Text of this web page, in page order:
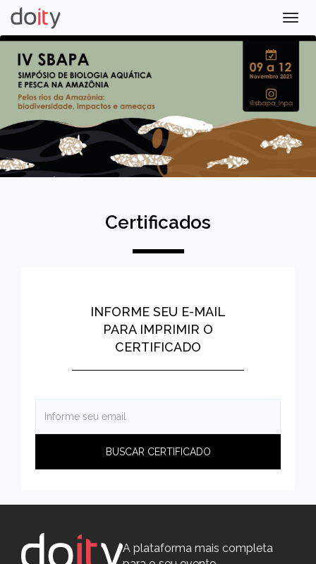
Certificados
INFORME SEU E-MAIL
PARA IMPRIMIR O
CERTIFICADO
A plataforma mais completa